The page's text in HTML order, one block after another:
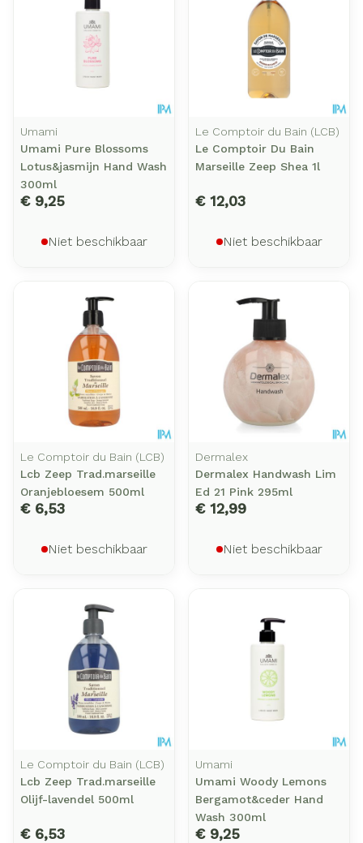
Umami
Umami Pure Blossoms
Lotus&jasmijn Hand Wash
300ml
€ 9,25
Niet beschikbaar
Le Comptoir du Bain (LCB)
Le Comptoir Du Bain
Marseille Zeep Shea 1l
€ 12,03
Niet beschikbaar
Le Comptoir du Bain (LCB)
Lcb Zeep Trad.marseille
Oranjebloesem 500ml
€ 6,53
Niet beschikbaar
Dermalex
Dermalex Handwash Lim
Ed 21 Pink 295ml
€ 12,99
Niet beschikbaar
Le Comptoir du Bain (LCB)
Lcb Zeep Trad.marseille
Olijf-lavendel 500ml
€ 6,53
Umami
Umami Woody Lemons
Bergamot&ceder Hand
Wash 300ml
€ 9,25